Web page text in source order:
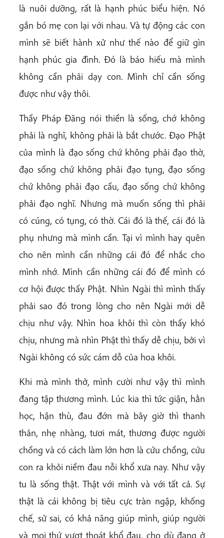
là nuôi dưỡng, rất là hạnh phúc biểu hiện. Nó
gắn bó mẹ con lại với nhau. Và tự động các con
mình sẽ biết hành xử như thế nào để giữ gìn
hạnh phúc gia đình. Đó là báo hiếu mà mình
không cần phải dạy con. Mình chỉ cần sống
được như vậy thôi.
Thầy Pháp Đăng nói thiền là sống, chớ không
phải là nghĩ, không phải là bắt chước. Đạo Phật
của mình là đạo sống chứ không phải đạo thờ,
đạo sống chứ không phải đạo tụng, đạo sống
chứ không phải đạo cầu, đạo sống chứ không
phải đạo nghĩ. Nhưng mà muốn sống thì phải
có cúng, có tụng, có thờ. Cái đó là thế, cái đó là
phụ nhưng mà mình cần. Tại vì mình hay quên
cho nên mình cần những cái đó để nhắc cho
mình nhớ. Mình cần những cái đó để mình có
cơ hội được thấy Phật. Nhìn Ngài thì mình thấy
phải sao đó trong lòng cho nên Ngài mới dễ
chịu như vậy. Nhìn hoa khôi thì còn thấy khó
chịu, nhưng mà nhìn Phật thì thấy dễ chịu, bởi vì
Ngài không có sức cám dỗ của hoa khôi.
Khi mà mình thở, mình cười như vậy thì mình
đang tập thương mình. Lúc kia thì tức giận, hằn
học, hận thù, đau đớn mà bây giờ thì thanh
thản, nhẹ nhàng, tươi mát, thương được người
chồng và có cách làm lớn hơn là cứu chồng, cứu
con ra khỏi niềm đau nỗi khổ xưa nay. Như vậy
tu là sống thật. Thật với mình và với tất cả. Sự
thật là cái không bị tiêu cực tràn ngập, khống
chế, sử sai, có khả năng giúp mình, giúp người
và mọi thứ vượt thoát khổ đau, cho dù đang ở